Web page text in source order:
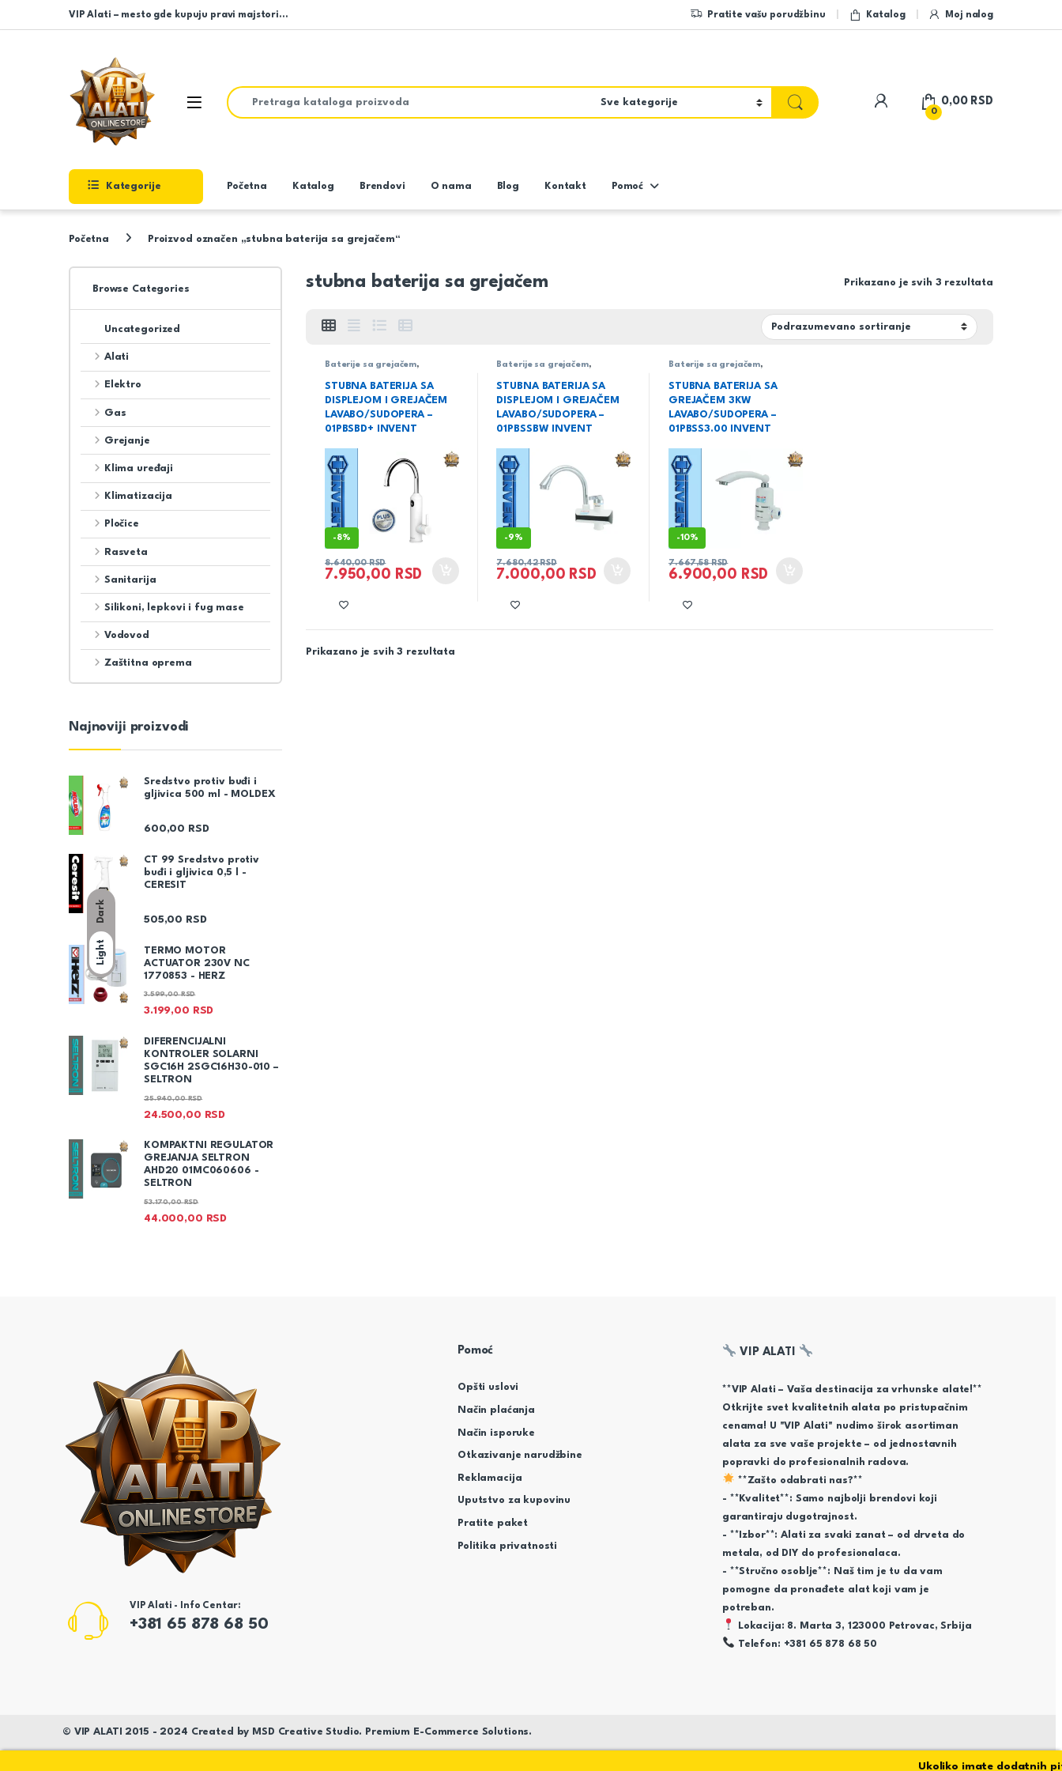
Dark
Light
Skip to navigation
Skip to content
VIP Alati – mesto gde kupuju pravi majstori… Pratite vašu porudžbinu Katalog Moj nalog
Open
Search for:
My Account
0
0,00 RSD
Kategorije Početna Katalog Brendovi O nama Blog Kontakt Pomoć
Početna Proizvod označen „stubna baterija sa grejačem“
stubna baterija sa grejačem Prikazano je svih 3 rezultata
Baterije sa grejačem,
STUBNA BATERIJA SA
DISPLEJOM I GREJAČEM
LAVABO/SUDOPERA –
01PBSBD+ INVENT
-8%
7.950,00 RSD
8.640,00RSD
Baterije sa grejačem,
STUBNA BATERIJA SA
DISPLEJOM I GREJAČEM
LAVABO/SUDOPERA –
01PBSSBW INVENT
-9%
7.000,00 RSD
7.680,42RSD
Baterije sa grejačem,
STUBNA BATERIJA SA
GREJAČEM 3KW
LAVABO/SUDOPERA –
01PBSS3.00 INVENT
-10%
6.900,00 RSD
7.667,58RSD
Prikazano je svih 3 rezultata
Browse Categories
Uncategorized
Alati
Elektro
Gas
Grejanje
Klima uređaji
Klimatizacija
Pločice
Rasveta
Sanitarija
Silikoni, lepkovi i fug mase
Vodovod
Zaštitna oprema
Najnoviji proizvodi
Sredstvo protiv buđi i
gljivica 500 ml - MOLDEX
600,00 RSD
CT 99 Sredstvo protiv
buđi i gljivica 0,5 l -
CERESIT
505,00 RSD
TERMO MOTOR
ACTUATOR 230V NC
1770853 - HERZ
3.199,00 RSD
3.599,00RSD
DIFERENCIJALNI
KONTROLER SOLARNI
SGC16H 2SGC16H30-010 –
SELTRON
24.500,00 RSD
25.940,00RSD
KOMPAKTNI REGULATOR
GREJANJA SELTRON
AHD20 01MC060606 -
SELTRON
44.000,00 RSD
53.170,00RSD
VIP Alati - Info Centar:
+381 65 878 68 50
Pomoć
Opšti uslovi
Način plaćanja
Način isporuke
Otkazivanje narudžbine
Reklamacija
Uputstvo za kupovinu
Pratite paket
Politika privatnosti
VIP ALATI
**VIP Alati – Vaša destinacija za vrhunske alate!**
Otkrijte svet kvalitetnih alata po pristupačnim
cenama! U "VIP Alati" nudimo širok asortiman
alata za sve vaše projekte – od jednostavnih
popravki do profesionalnih radova.
**Zašto odabrati nas?**
- **Kvalitet**: Samo najbolji brendovi koji
garantiraju dugotrajnost.
- **Izbor**: Alati za svaki zanat – od drveta do
metala, od DIY do profesionalaca.
- **Stručno osoblje**: Naš tim je tu da vam
pomogne da pronađete alat koji vam je
potreban.
Lokacija: 8. Marta 3, 123000 Petrovac, Srbija
Telefon: +381 65 878 68 50
© VIP ALATI 2015 - 2024 Created by MSD Creative Studio. Premium E-Commerce Solutions.
Ukoliko imate dodatnih